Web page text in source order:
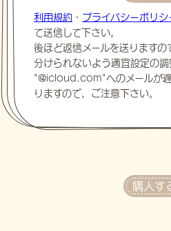
利用規約 ・ プライバシーポリシ
て送信して下さい。
後ほど返信メールを送りますの
分けられないよう適宜設定の調
"@icloud.com"へのメールが
りますので，ご注意下さい。
購入す